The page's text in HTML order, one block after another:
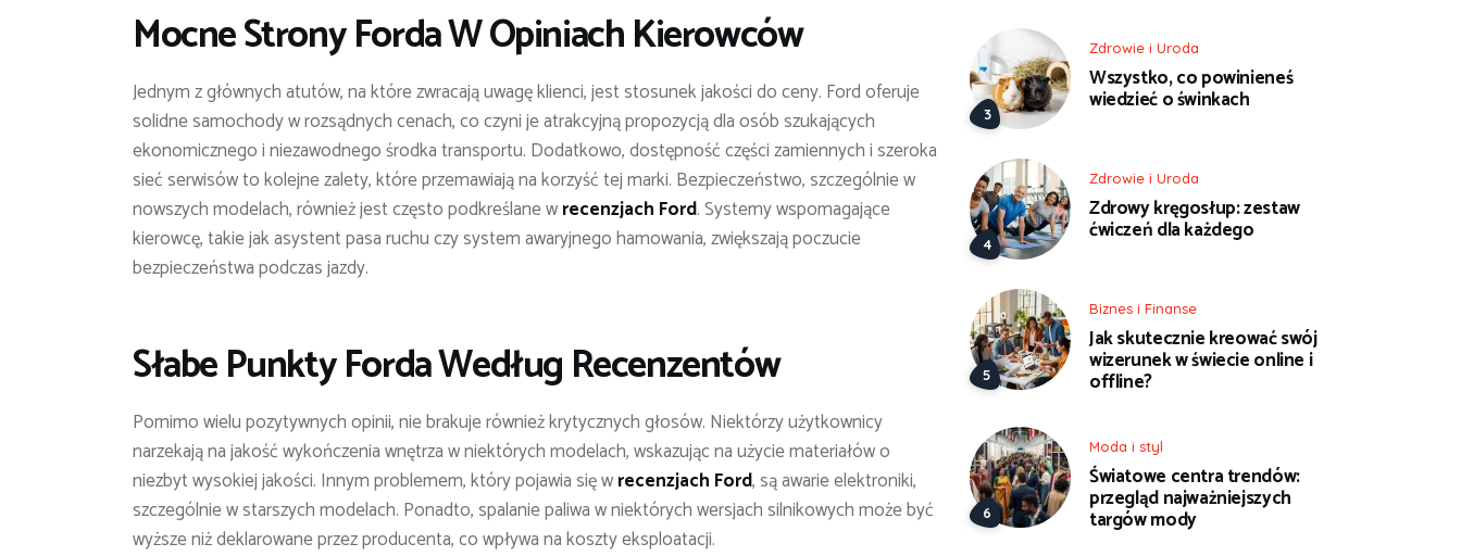
Mocne Strony Forda W Opiniach Kierowców
Jednym z głównych atutów, na które zwracają uwagę klienci, jest stosunek jakości do ceny. Ford oferuje
solidne samochody w rozsądnych cenach, co czyni je atrakcyjną propozycją dla osób szukających
ekonomicznego i niezawodnego środka transportu. Dodatkowo, dostępność części zamiennych i szeroka
sieć serwisów to kolejne zalety, które przemawiają na korzyść tej marki. Bezpieczeństwo, szczególnie w
nowszych modelach, również jest często podkreślane wrecenzjach Ford. Systemy wspomagające
kierowcę, takie jak asystent pasa ruchu czy system awaryjnego hamowania, zwiększają poczucie
bezpieczeństwa podczas jazdy.
Słabe Punkty Forda Według Recenzentów
Pomimo wielu pozytywnych opinii, nie brakuje również krytycznych głosów. Niektórzy użytkownicy
narzekają na jakość wykończenia wnętrza w niektórych modelach, wskazując na użycie materiałów o
niezbyt wysokiej jakości. Innym problemem, który pojawia się wrecenzjach Ford, są awarie elektroniki,
szczególnie w starszych modelach. Ponadto, spalanie paliwa w niektórych wersjach silnikowych może być
wyższe niż deklarowane przez producenta, co wpływa na koszty eksploatacji.
Zdrowie i Uroda
Wszystko, co powinieneś
wiedzieć o świnkach
Zdrowie i Uroda
Zdrowy kręgosłup: zestaw
ćwiczeń dla każdego
Biznes i Finanse
Jak skutecznie kreować swój
wizerunek w świecie online i
offline?
Moda i styl
Światowe centra trendów:
przegląd najważniejszych
targów mody